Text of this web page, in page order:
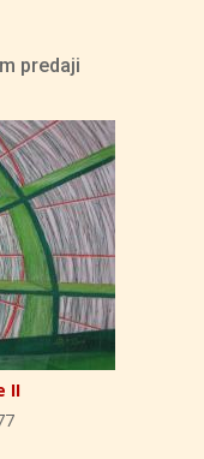
predaji
II